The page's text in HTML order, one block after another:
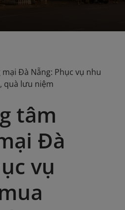
Đà Nẵng: Phục vụ nhu
quà lưu niệm
tâm
Đà
vụ